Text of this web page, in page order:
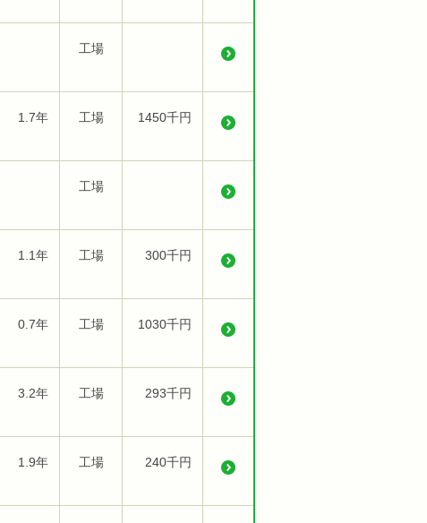
工場
1.7年 工場 1450千円
工場
1.1年 工場 300千円
0.7年 工場 1030千円
3.2年 工場 293千円
1.9年 工場 240千円